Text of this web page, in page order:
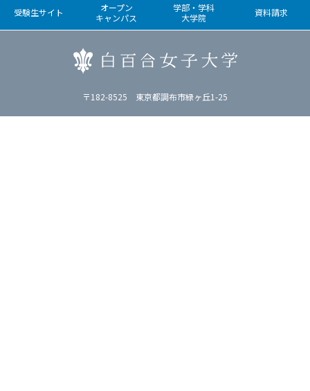
受験生サイト
オープン
キャンパス
学部・学科
大学院
資料請求
〒182-8525 東京都調布市緑ヶ丘1-25